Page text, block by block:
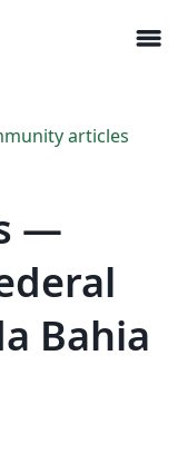
menu
articles
—
Bahia